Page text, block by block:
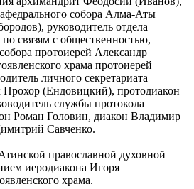
собора Алма-Аты
руководитель отдела
связям с общественностью,
протоиерей Александр
храма протоиерей
личного секретариата
(Ендовицкий), протодиакон
службы протокола
Роман Головин, диакон Владимир
Савченко.
православной духовной
иеродиакона Игоря
храма.